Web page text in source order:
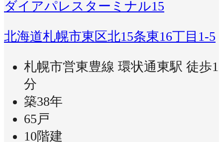
ダイアパレスターミナル15
北海道札幌市東区北15条東16丁目1-5
札幌市営東豊線 環状通東駅 徒歩1
分
築38年
65戸
10階建